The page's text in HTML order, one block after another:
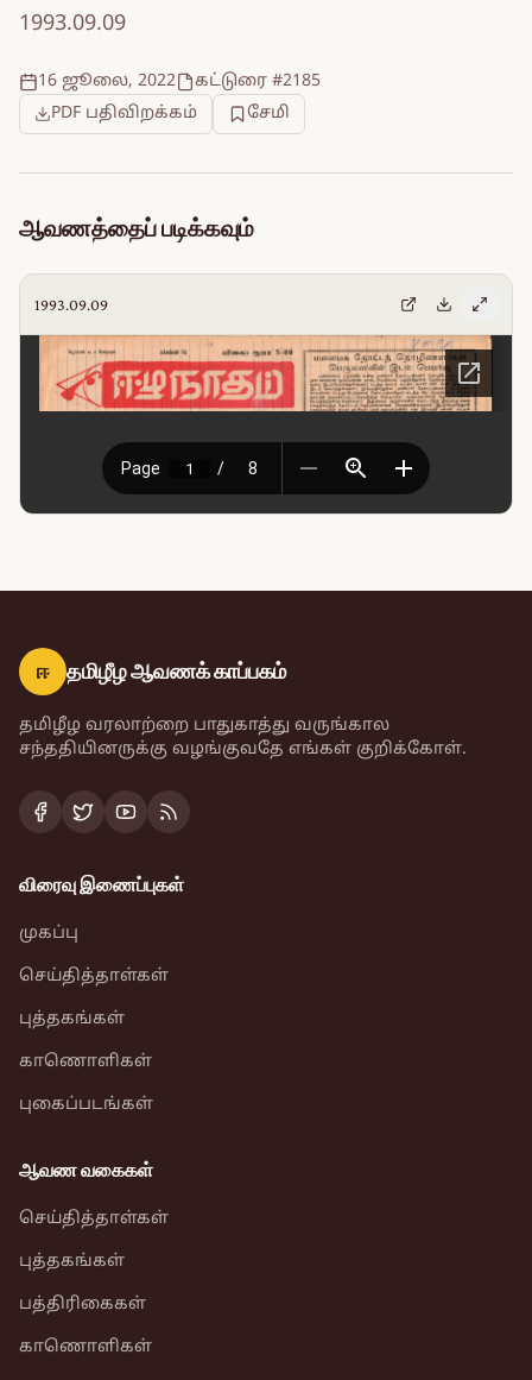
1993.09.09
16 ஜூலை, 2022
கட்டுரை #2185
PDF பதிவிறக்கம்
சேமி
ஆவணத்தைப் படிக்கவும்
1993.09.09
ஈ தமிழீழ ஆவணக் காப்பகம்
தமிழீழ வரலாற்றை பாதுகாத்து வருங்கால
சந்ததியினருக்கு வழங்குவதே எங்கள் குறிக்கோள்.
விரைவு இணைப்புகள்
முகப்பு
செய்தித்தாள்கள்
புத்தகங்கள்
காணொளிகள்
புகைப்படங்கள்
ஆவண வகைகள்
செய்தித்தாள்கள்
புத்தகங்கள்
பத்திரிகைகள்
காணொளிகள்